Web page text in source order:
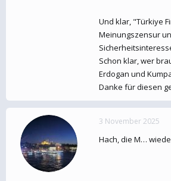
Und klar, "Türkiye
Meinungszensur
Schon klar, wer
Erdogan und
Danke für diesen
3 November 2025
Hach, die M…